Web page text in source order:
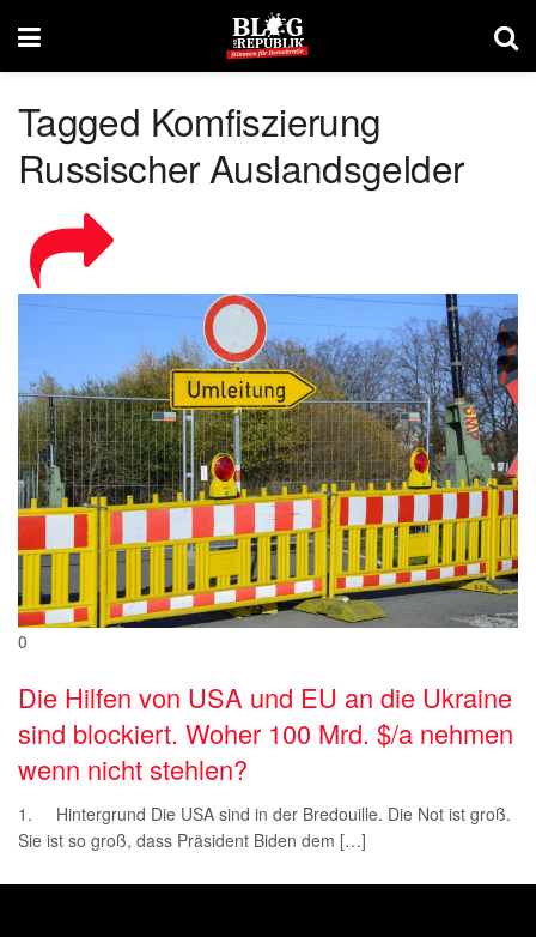
Tagged Komfiszierung
Russischer Auslandsgelder
0
Die Hilfen von USA und EU an die Ukraine
sind blockiert. Woher 100 Mrd. $/a nehmen
wenn nicht stehlen?
1. Hintergrund Die USA sind in der Bredouille. Die Not ist groß.
Sie ist so groß, dass Präsident Biden dem […]